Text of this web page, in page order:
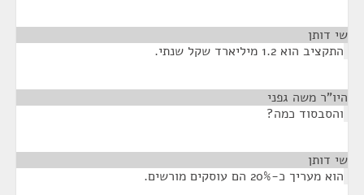
שי דותן
התקציב הוא 1.2 מיליארד שקל שנתי.
היו"ר משה גפני
והסבסוד כמה?
שי דותן
הוא מעריך כ-20% הם עוסקים מורשים.